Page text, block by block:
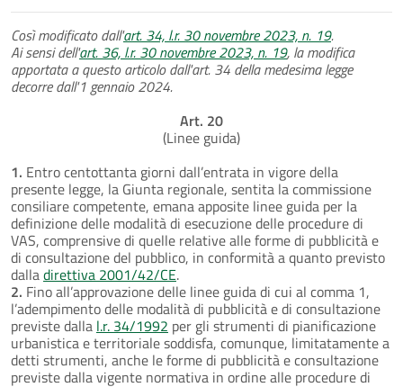
Così modificato dall'art. 34, l.r. 30 novembre 2023, n. 19.
Ai sensi dell'art. 36, l.r. 30 novembre 2023, n. 19, la modifica
apportata a questo articolo dall'art. 34 della medesima legge
decorre dall'1 gennaio 2024.
Art. 20
(Linee guida)
1. Entro centottanta giorni dall’entrata in vigore della
presente legge, la Giunta regionale, sentita la commissione
consiliare competente, emana apposite linee guida per la
definizione delle modalità di esecuzione delle procedure di
VAS, comprensive di quelle relative alle forme di pubblicità e
di consultazione del pubblico, in conformità a quanto previsto
dalladirettiva 2001/42/CE.
2. Fino all’approvazione delle linee guida di cui al comma 1,
l’adempimento delle modalità di pubblicità e di consultazione
previste dalla l.r. 34/1992 per gli strumenti di pianificazione
urbanistica e territoriale soddisfa, comunque, limitatamente a
detti strumenti, anche le forme di pubblicità e consultazione
previste dalla vigente normativa in ordine alle procedure di